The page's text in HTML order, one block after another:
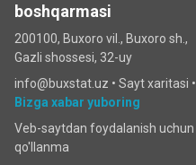
boshqarmasi
200100, Buxoro vil., Buxoro sh.,
Gazli shossesi, 32-uy
info@buxstat.uz • Sayt xaritasi •
Bizga xabar yuboring
Veb-saytdan foydalanish uchun
qo'llanma